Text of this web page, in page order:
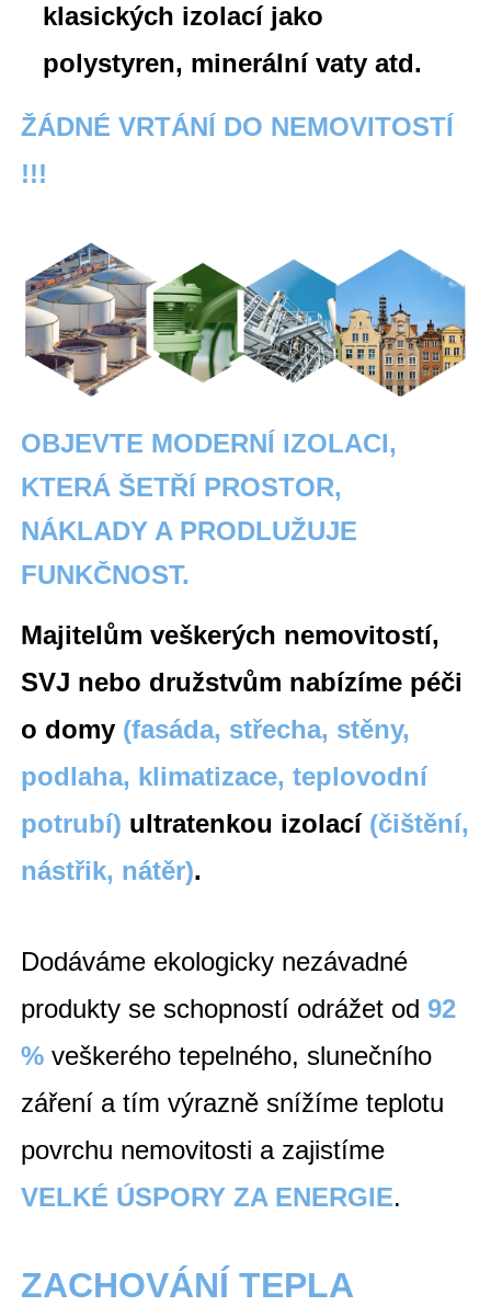
klasických izolací jako
polystyren, minerální vaty atd.
ŽÁDNÉ VRTÁNÍ DO NEMOVITOSTÍ
!!!
OBJEVTE MODERNÍ IZOLACI,
KTERÁ ŠETŘÍ PROSTOR,
NÁKLADY A PRODLUŽUJE
FUNKČNOST.
Majitelům veškerých nemovitostí,
SVJ nebo družstvům nabízíme péči
o domy(fasáda, střecha, stěny,
podlaha, klimatizace, teplovodní
potrubí) ultratenkou izolací(čištění,
nástřik, nátěr).
Dodáváme ekologicky nezávadné
produkty se schopností odrážet od 92
% veškerého tepelného, slunečního
záření a tím výrazně snížíme teplotu
povrchu nemovitosti a zajistíme
VELKÉ ÚSPORY ZA ENERGIE.
ZACHOVÁNÍ TEPLA